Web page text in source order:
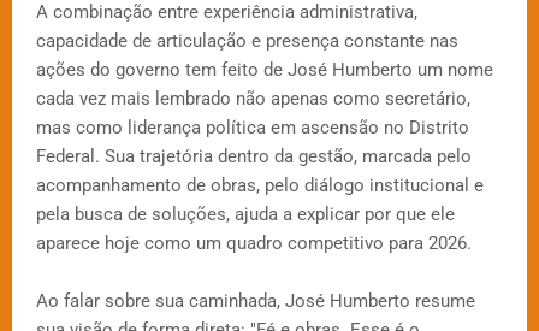
A combinação entre experiência administrativa,
capacidade de articulação e presença constante nas
ações do governo tem feito de José Humberto um nome
cada vez mais lembrado não apenas como secretário,
mas como liderança política em ascensão no Distrito
Federal. Sua trajetória dentro da gestão, marcada pelo
acompanhamento de obras, pelo diálogo institucional e
pela busca de soluções, ajuda a explicar por que ele
aparece hoje como um quadro competitivo para 2026.
Ao falar sobre sua caminhada, José Humberto resume